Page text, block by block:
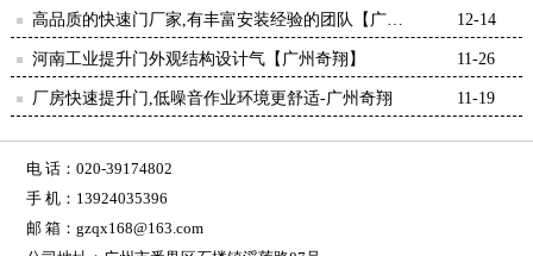
官！
高品质的快速门厂家,有丰富安装经验的团队【广州
奇翔】
12-14
河南工业提升门外观结构设计气【广州奇翔】 11-26
厂房快速提升门,低噪音作业环境更舒适-广州奇翔 11-19
电 话：020-39174802
手 机：13924035396
邮 箱：gzqx168@163.com